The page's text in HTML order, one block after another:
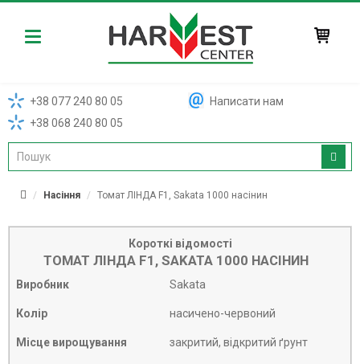
Harvest
+38 077 240 80 05
+38 068 240 80 05
Написати нам
Насіння Томат ЛІНДА F1, Sakata 1000 насінин
Короткі відомості
ТОМАТ ЛІНДА F1, SAKATA 1000 НАСІНИН
Виробник Sakata
Колір насичено-червоний
Місце вирощування закритий, відкритий ґрунт